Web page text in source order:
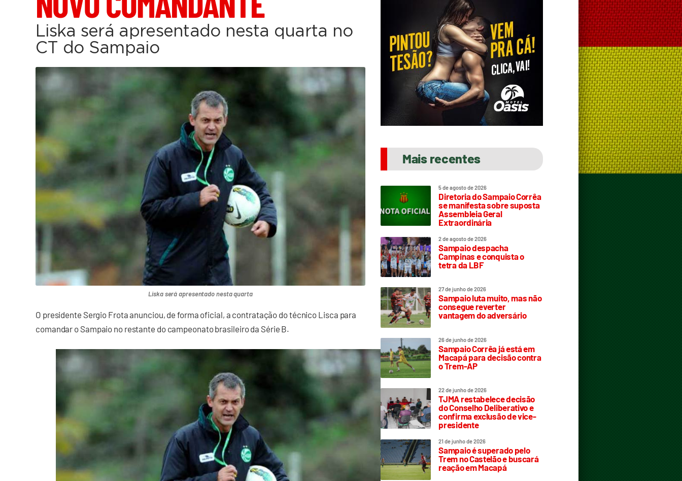
Liska será apresentado nesta quarta no
CT do Sampaio
Liska será apresentado nesta quarta
O presidente Sergio Frota anunciou, de forma oficial, a contratação do técnico Lisca para
comandar o Sampaio no restante do campeonato brasileiro da Série B.
Mais recentes
5 de agosto de 2026
Diretoria do Sampaio Corrêa
se manifesta sobre suposta
Assembleia Geral
Extraordinária
2 de agosto de 2026
Sampaio despacha
Campinas e conquista o
tetra da LBF
27 de junho de 2026
Sampaio luta muito, mas não
consegue reverter
vantagem do adversário
26 de junho de 2026
Sampaio Corrêa já está em
Macapá para decisão contra
o Trem-AP
22 de junho de 2026
TJMA restabelece decisão
do Conselho Deliberativo e
confirma exclusão de vice-
presidente
21 de junho de 2026
Sampaio é superado pelo
Trem no Castelão e buscará
reação em Macapá